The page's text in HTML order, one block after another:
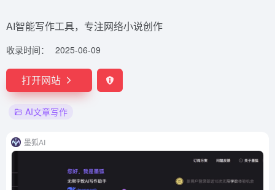
AI智能写作工具，专注网络小说创作
收录时间： 2025-06-09
打开网站
AI文章写作
墨狐AI